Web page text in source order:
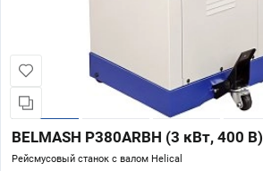
BELMASH P380ARBH (3 кВт, 400 В)
Рейсмусовый станок с валом Helical